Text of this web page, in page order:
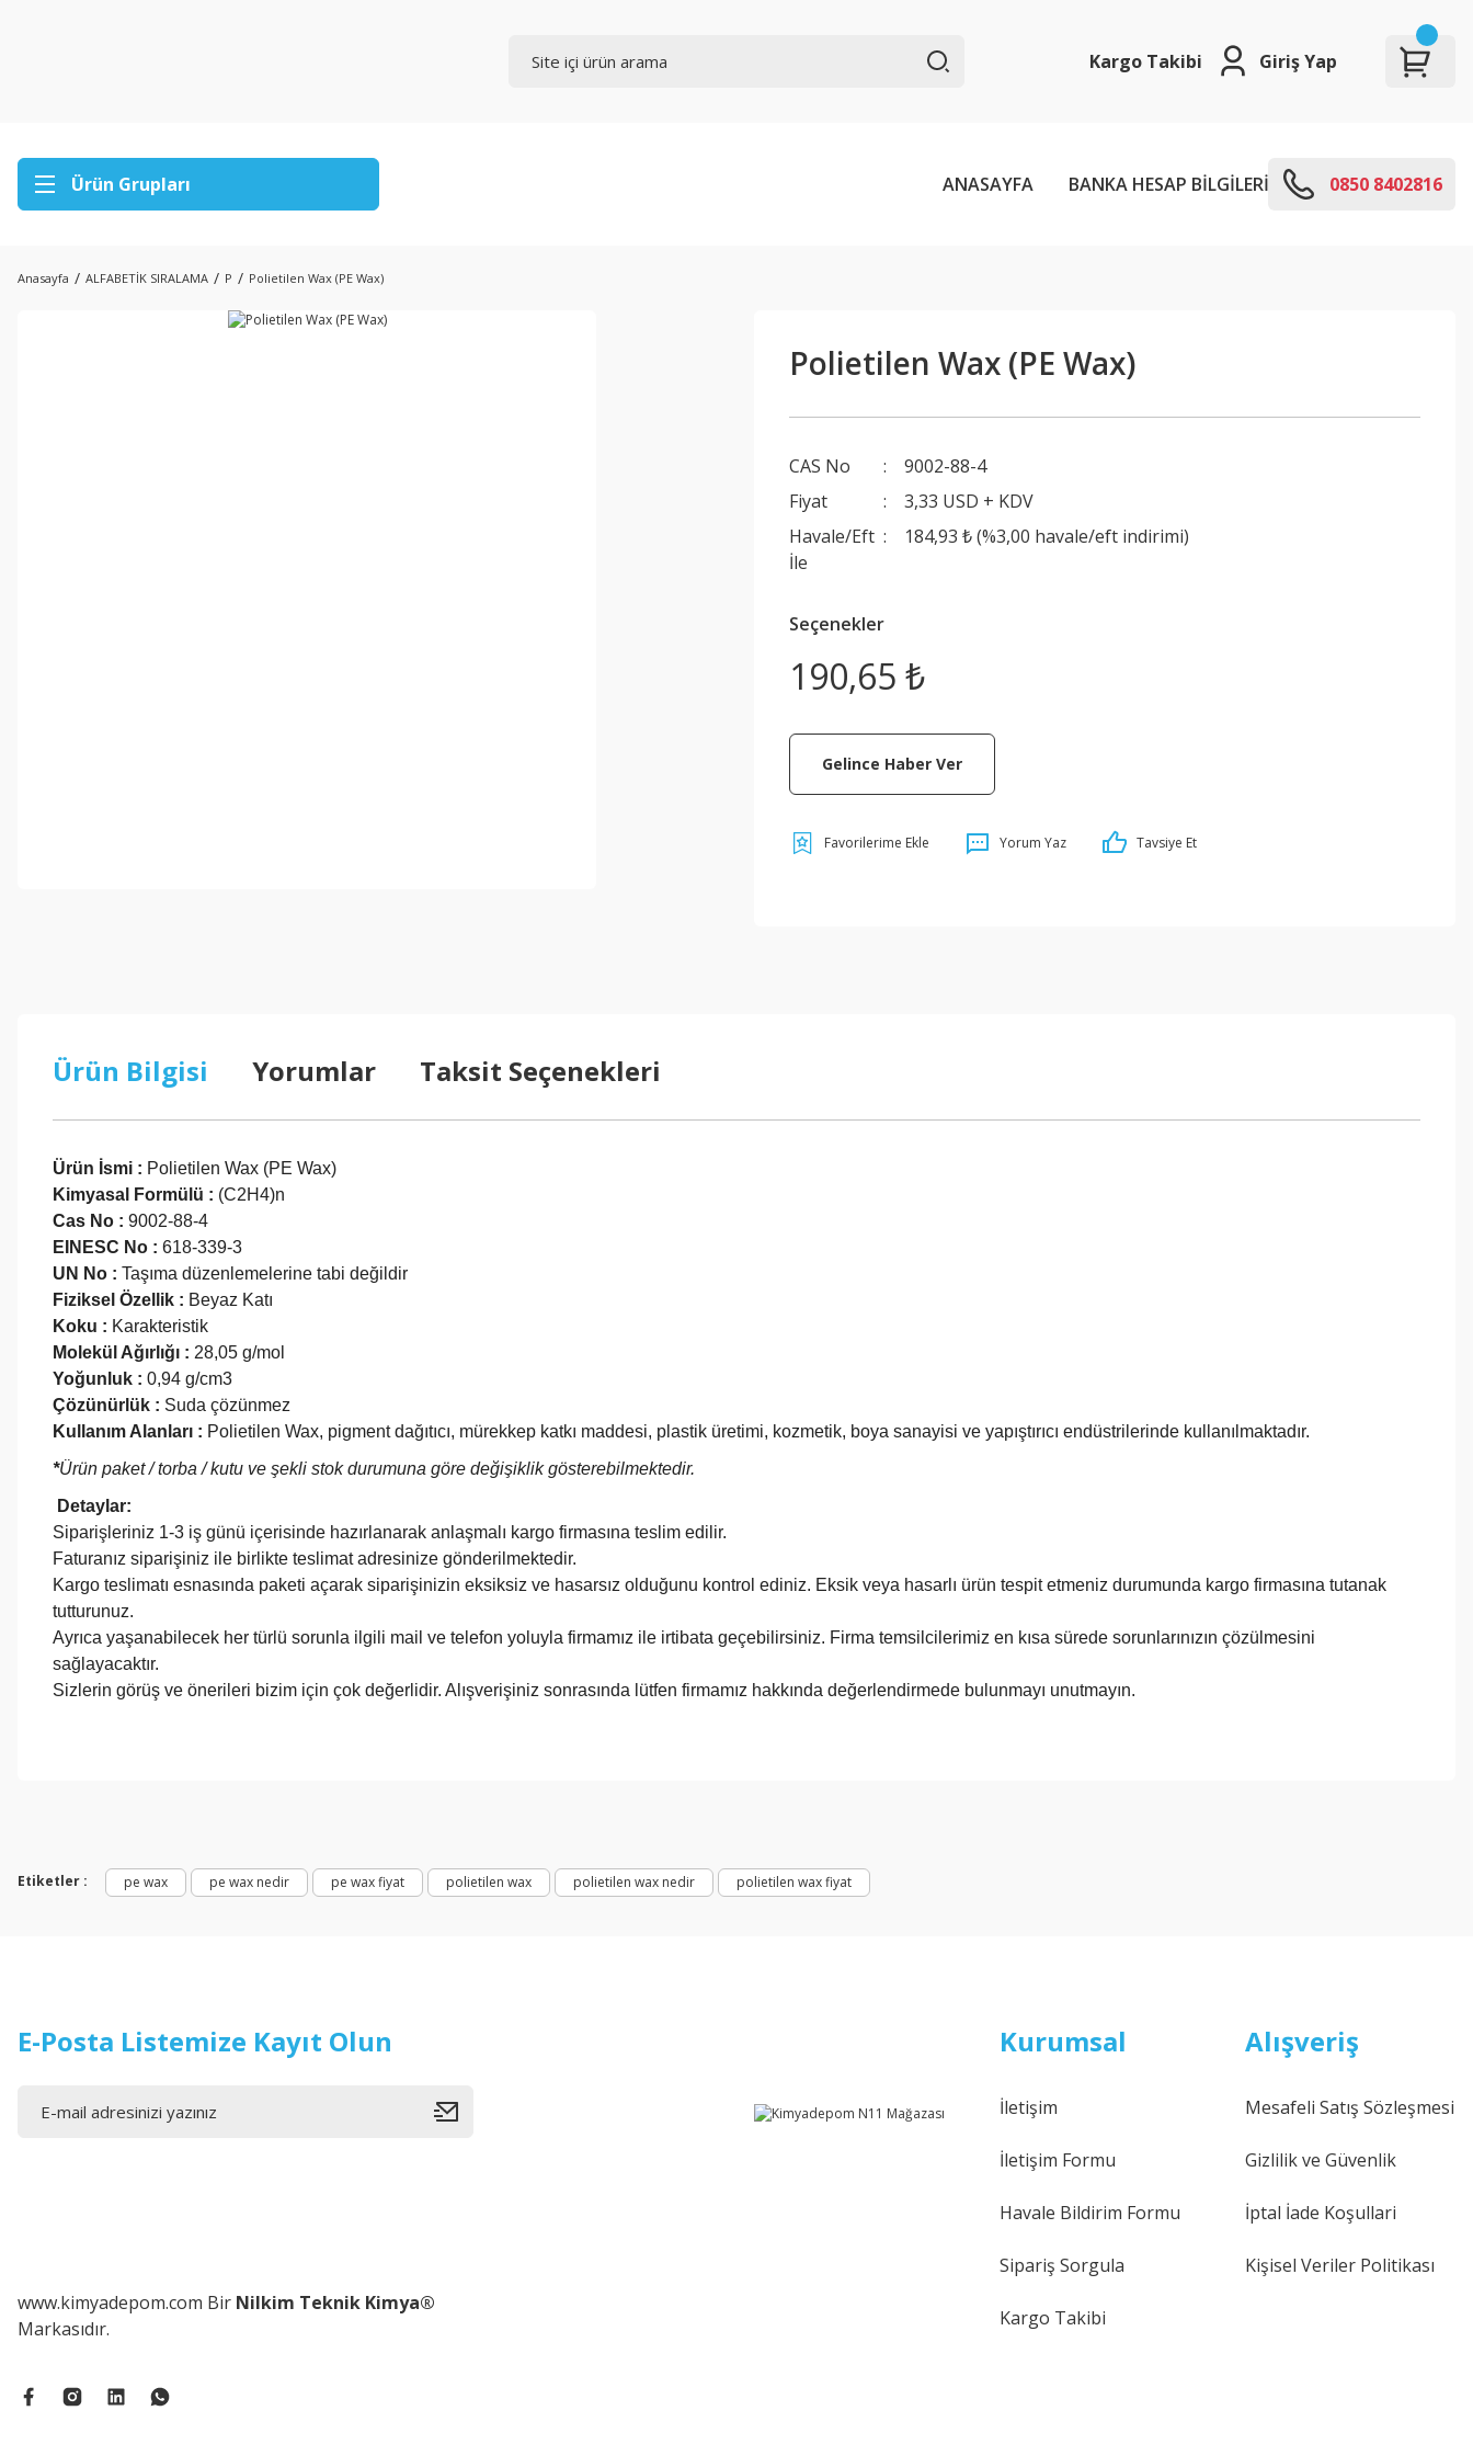
Kargo Takibi Giriş Yap
Ürün Grupları ANASAYFA BANKA HESAP BİLGİLERİ E-KODLARI
0850 8402816
Anasayfa ALFABETİK SIRALAMA P Polietilen Wax (PE Wax)
Polietilen Wax (PE Wax)
CAS No
9002-88-4
Fiyat
3,33 USD + KDV
Havale/Eft
İle
184,93 ₺ (%3,00 havale/eft indirimi)
Seçenekler
190,65 ₺
Gelince Haber Ver
Yorum Yaz Tavsiye Et
Ürün Bilgisi Yorumlar Taksit Seçenekleri
Ürün İsmi : Polietilen Wax (PE Wax)
Kimyasal Formülü : (C2H4)n
Cas No : 9002-88-4
EINESC No : 618-339-3
UN No : Taşıma düzenlemelerine tabi değildir
Fiziksel Özellik : Beyaz Katı
Koku : Karakteristik
Molekül Ağırlığı : 28,05 g/mol
Yoğunluk : 0,94 g/cm3
Çözünürlük : Suda çözünmez
Kullanım Alanları : Polietilen Wax, pigment dağıtıcı, mürekkep katkı maddesi, plastik üretimi, kozmetik, boya sanayisi ve yapıştırıcı endüstrilerinde kullanılmaktadır.
*Ürün paket / torba / kutu ve şekli stok durumuna göre değişiklik gösterebilmektedir.
Detaylar:
Siparişleriniz 1-3 iş günü içerisinde hazırlanarak anlaşmalı kargo firmasına teslim edilir.
Faturanız siparişiniz ile birlikte teslimat adresinize gönderilmektedir.
Kargo teslimatı esnasında paketi açarak siparişinizin eksiksiz ve hasarsız olduğunu kontrol ediniz. Eksik veya hasarlı ürün tespit etmeniz durumunda kargo firmasına tutanak
tutturunuz.
Ayrıca yaşanabilecek her türlü sorunla ilgili mail ve telefon yoluyla firmamız ile irtibata geçebilirsiniz. Firma temsilcilerimiz en kısa sürede sorunlarınızın çözülmesini
sağlayacaktır.
Sizlerin görüş ve önerileri bizim için çok değerlidir. Alışverişiniz sonrasında lütfen firmamız hakkında değerlendirmede bulunmayı unutmayın.
Yorum Yaz
Etiketler : pe wax pe wax nedir pe wax fiyat polietilen wax polietilen wax nedir polietilen wax fiyat
E-Posta Listemize Kayıt Olun
www.kimyadepom.com Bir Nilkim Teknik Kimya®
Markasıdır.
Kurumsal
İletişim
İletişim Formu
Havale Bildirim Formu
Sipariş Sorgula
Kargo Takibi
Alışveriş
Mesafeli Satış Sözleşmesi
Gizlilik ve Güvenlik
İptal İade Koşullari
Kişisel Veriler Politikası